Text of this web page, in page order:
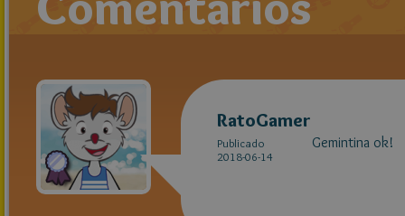
RatoGamer
Publicado
2018-06-14
Gemintina ok!